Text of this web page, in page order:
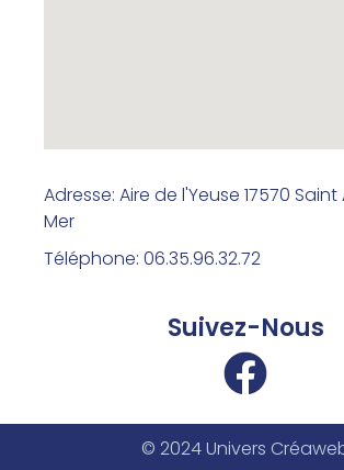
Adresse: Aire de l'Yeuse 17570
Mer
Téléphone: 06.35.96.32.72
Suivez-Nous
© 2024 Univers